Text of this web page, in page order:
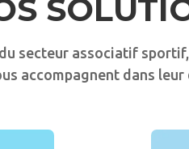
secteur associatif
accompagnent dans leur